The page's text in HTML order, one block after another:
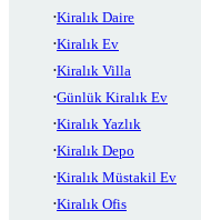
Kiralık Daire
Kiralık Ev
Kiralık Villa
Günlük Kiralık Ev
Kiralık Yazlık
Kiralık Depo
Kiralık Müstakil Ev
Kiralık Ofis